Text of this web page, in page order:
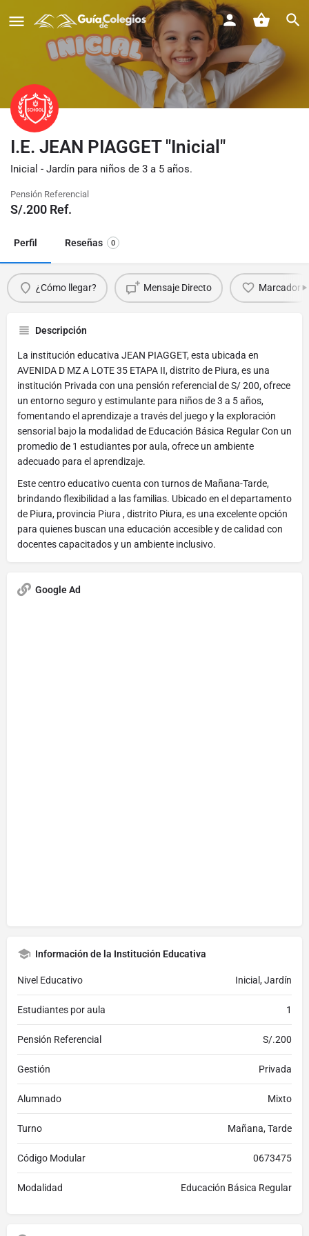
I.E. JEAN PIAGGET "Inicial"
Inicial - Jardín para niños de 3 a 5 años.
Pensión Referencial
S/.200 Ref.
Perfil Reseñas 0
¿Cómo llegar? Mensaje Directo Marcador
Descripción
La institución educativa JEAN PIAGGET, esta ubicada en
AVENIDA D MZ A LOTE 35 ETAPA II, distrito de Piura, es una
institución Privada con una pensión referencial de S/ 200, ofrece
un entorno seguro y estimulante para niños de 3 a 5 años,
fomentando el aprendizaje a través del juego y la exploración
sensorial bajo la modalidad de Educación Básica Regular Con un
promedio de 1 estudiantes por aula, ofrece un ambiente
adecuado para el aprendizaje.
Este centro educativo cuenta con turnos de Mañana-Tarde,
brindando flexibilidad a las familias. Ubicado en el departamento
de Piura, provincia Piura , distrito Piura, es una excelente opción
para quienes buscan una educación accesible y de calidad con
docentes capacitados y un ambiente inclusivo.
Google Ad
Información de la Institución Educativa
Nivel Educativo Inicial, Jardín
Estudiantes por aula 1
Pensión Referencial S/.200
Gestión Privada
Alumnado Mixto
Turno Mañana, Tarde
Código Modular 0673475
Modalidad Educación Básica Regular